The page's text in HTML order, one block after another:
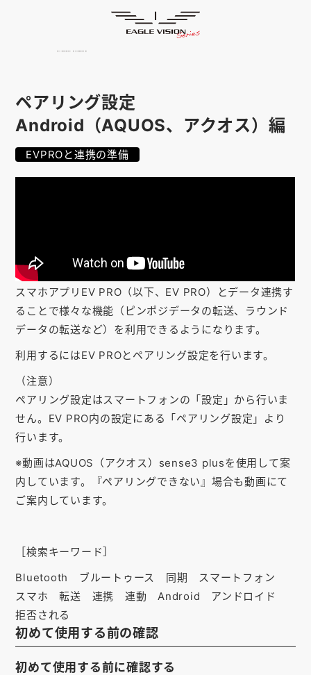
ゴルフナビ
ピンポジ君 PIN POSITION
EVステーション
購入する
お知らせ
会社概要
お問い合わせ
ゴルフ場の方へ
公式オンラインショップ
使用方法
ペアリング設定
Android（AQUOS、アクオス）編
EVPROと連携の準備
スマホアプリEV PRO（以下、EV PRO）とデータ連携す
ることで様々な機能（ピンポジデータの転送、ラウンド
データの転送など）を利用できるようになります。
利用するにはEV PROとペアリング設定を行います。
（注意）
ペアリング設定はスマートフォンの「設定」から行いま
せん。EV PRO内の設定にある「ペアリング設定」より
行います。
※動画はAQUOS（アクオス）sense3 plusを使用して案
内しています。『ペアリングできない』場合も動画にて
ご案内しています。
［検索キーワード］
Bluetooth ブルートゥース 同期 スマートフォン
スマホ 転送 連携 連動 Android アンドロイド
拒否される
初めて使用する前の確認
初めて使用する前に確認する